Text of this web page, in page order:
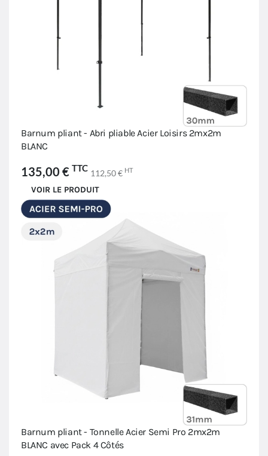
Barnum pliant - Abri pliable Acier Loisirs 2mx2m
BLANC
135,00 € TTC 112,50 € HT
VOIR LE PRODUIT
Barnum pliant - Tonnelle Acier Semi Pro 2mx2m
BLANC avec Pack 4 Côtés